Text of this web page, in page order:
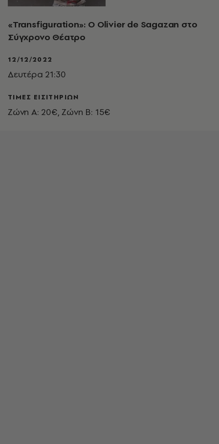
«Transfiguration»: Ο Οlivier de Sagazan στο
Σύγχρονο Θέατρο
12/12/2022
Δευτέρα 21:30
ΤΙΜΕΣ ΕΙΣΙΤΗΡΙΩΝ
Ζώνη Α: 20€, Ζώνη Β: 15€